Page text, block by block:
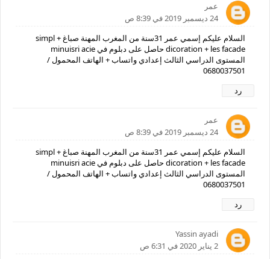
عمر
24 ديسمبر 2019 في 8:39 ص
السلام عليكم إسمي عمر 31سنة من المغرب المهنة صباغ simpl +
dicoration + les facade حاصل على دبلوم في minuisri acie
المستوى الدراسي الثالث إعدادي واتساب + الهاتف المحمول /
0680037501
رد
عمر
24 ديسمبر 2019 في 8:39 ص
السلام عليكم إسمي عمر 31سنة من المغرب المهنة صباغ simpl +
dicoration + les facade حاصل على دبلوم في minuisri acie
المستوى الدراسي الثالث إعدادي واتساب + الهاتف المحمول /
0680037501
رد
Yassin ayadi
2 يناير 2020 في 6:31 ص